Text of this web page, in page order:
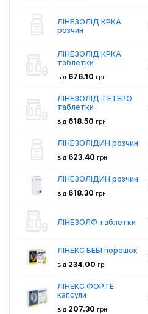
ЛІНЕЗОЛІД КРКА
розчин
ЛІНЕЗОЛІД КРКА
таблетки
від 676.10 грн
ЛІНЕЗОЛІД-ГЕТЕРО
таблетки
від 618.50 грн
ЛІНЕЗОЛІДИН розчин
від 623.40 грн
ЛІНЕЗОЛІДИН розчин
від 618.30 грн
ЛІНЕЗОЛФ таблетки
ЛІНЕКС БЕБІ порошок
від 234.00 грн
ЛІНЕКС ФОРТЕ
капсули
від 207.30 грн